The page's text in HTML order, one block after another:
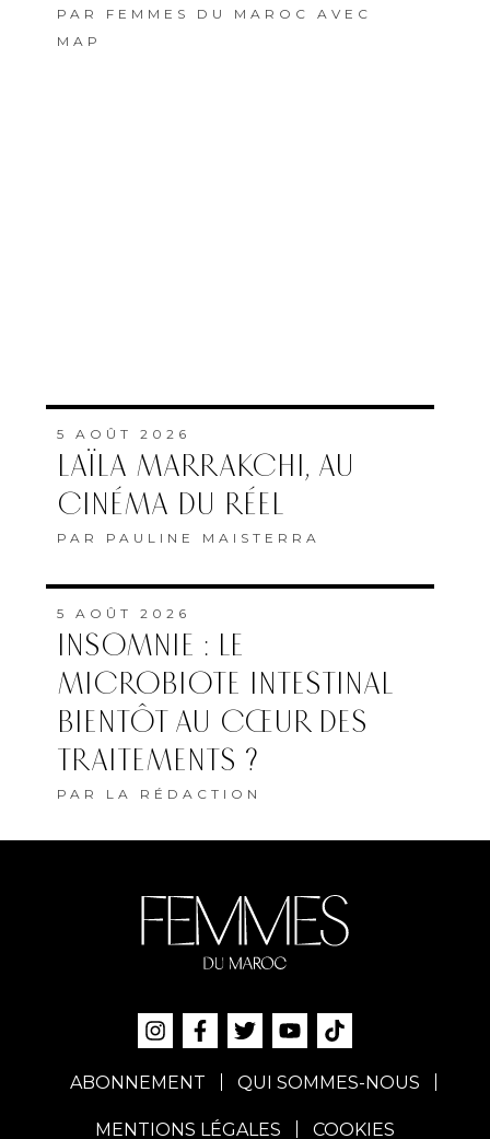
PAR FEMMES DU MAROC AVEC
MAP
5 AOÛT 2026
LAÏLA MARRAKCHI, AU
CINÉMA DU RÉEL
PAR PAULINE MAISTERRA
5 AOÛT 2026
INSOMNIE : LE
MICROBIOTE INTESTINAL
BIENTÔT AU CŒUR DES
TRAITEMENTS ?
PAR LA RÉDACTION
ABONNEMENT QUI SOMMES-NOUS
MENTIONS LÉGALES COOKIES